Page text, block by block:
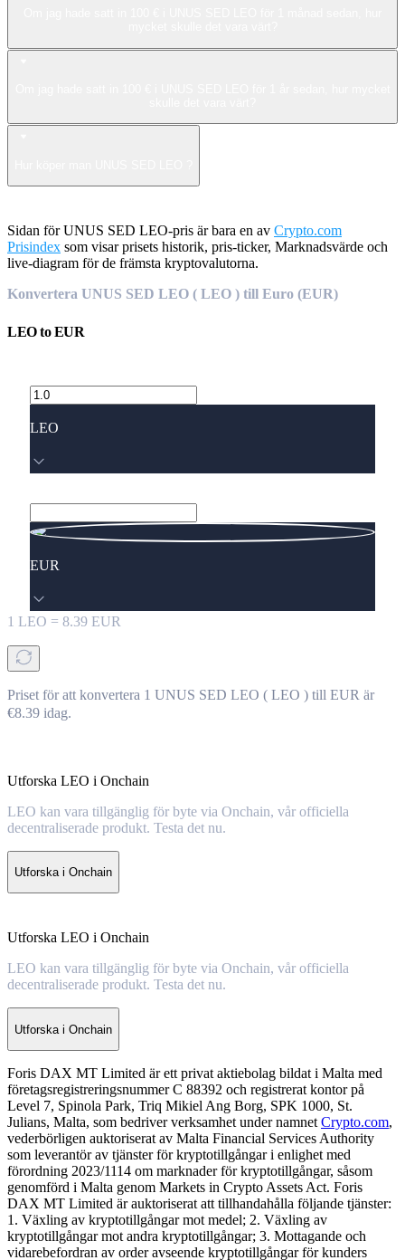
Sidan för UNUS SED LEO-pris är bara en av Crypto.com
Prisindex som visar prisets historik, pris-ticker, Marknadsvärde och
live-diagram för de främsta kryptovalutorna.
Konvertera UNUS SED LEO ( LEO ) till Euro (EUR)
LEOtoEUR
LEO
EUR
1 LEO = 8.39 EUR
Priset för att konvertera 1 UNUS SED LEO ( LEO ) till EUR är
€8.39 idag.
Utforska LEO i Onchain
LEO kan vara tillgänglig för byte via Onchain, vår officiella
decentraliserade produkt. Testa det nu.
Utforska i Onchain
Utforska LEO i Onchain
LEO kan vara tillgänglig för byte via Onchain, vår officiella
decentraliserade produkt. Testa det nu.
Utforska i Onchain
Foris DAX MT Limited är ett privat aktiebolag bildat i Malta med
företagsregistreringsnummer C 88392 och registrerat kontor på
Level 7, Spinola Park, Triq Mikiel Ang Borg, SPK 1000, St.
Julians, Malta, som bedriver verksamhet under namnet Crypto.com,
vederbörligen auktoriserat av Malta Financial Services Authority
som leverantör av tjänster för kryptotillgångar i enlighet med
förordning 2023/1114 om marknader för kryptotillgångar, såsom
genomförd i Malta genom Markets in Crypto Assets Act. Foris
DAX MT Limited är auktoriserat att tillhandahålla följande tjänster:
1. Växling av kryptotillgångar mot medel; 2. Växling av
kryptotillgångar mot andra kryptotillgångar; 3. Mottagande och
vidarebefordran av order avseende kryptotillgångar för kunders